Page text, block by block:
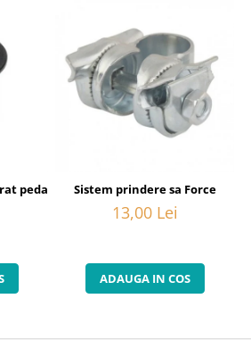
pedalier Shimano FC-6800, M20
Sistem prindere sa Force
13,00 Lei
ADAUGA IN COS